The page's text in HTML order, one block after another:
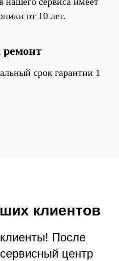
от 10 лет.
ремонт
срок гарантии 1
клиентов
После
центр